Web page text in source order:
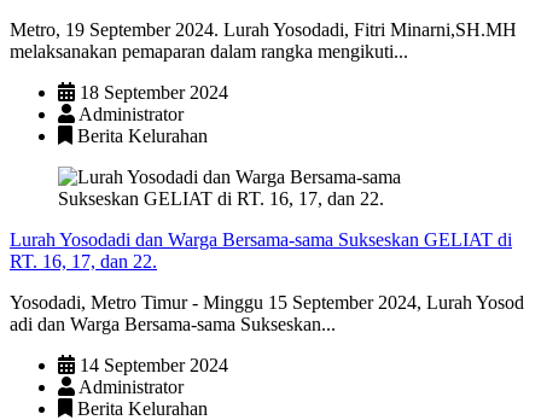
Metro, 19 September 2024. Lurah Yosodadi, Fitri Minarni,SH.MH
melaksanakan pemaparan dalam rangka mengikuti...
18 September 2024
Administrator
Berita Kelurahan
Lurah Yosodadi dan Warga Bersama-sama Sukseskan GELIAT di
RT. 16, 17, dan 22.
Yosodadi, Metro Timur - Minggu 15 September 2024, Lurah Yosod
adi dan Warga Bersama-sama Sukseskan...
14 September 2024
Administrator
Berita Kelurahan